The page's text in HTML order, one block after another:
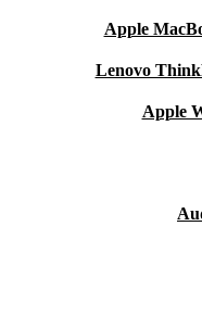
Apple
Lenovo
Apple